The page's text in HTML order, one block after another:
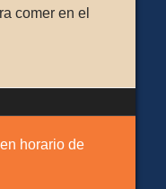
comer en el
en horario de